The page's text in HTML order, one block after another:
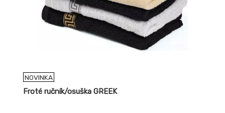
NOVINKA
Froté ručník/osuška GREEK